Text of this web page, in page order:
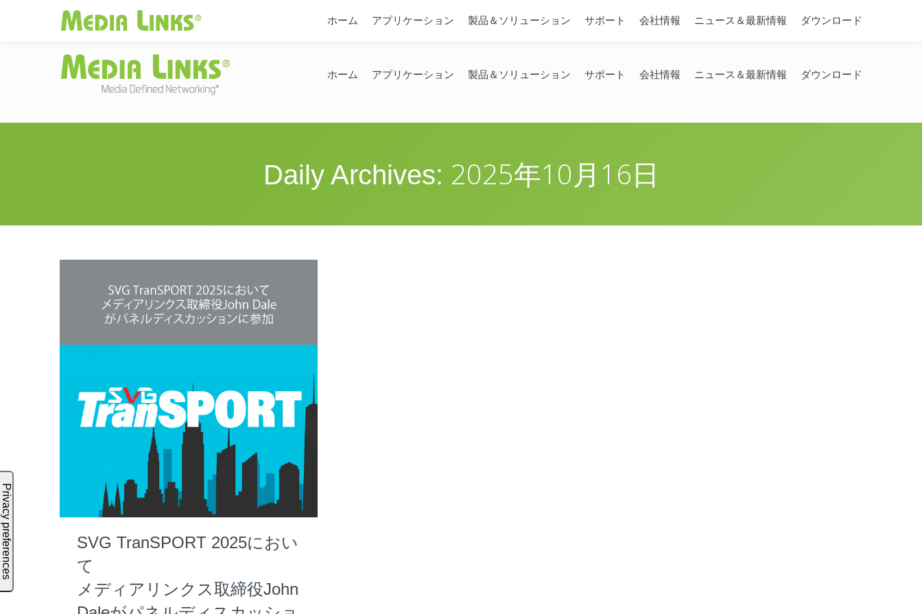
Media LinksJAPAN | Change
ホーム アプリケーション 製品＆ソリューション サポート 会社情報 ニュース＆最新情報 ダウンロード
Daily Archives: 2025年10月16日
SVG TranSPORT 2025におい
て
メディアリンクス取締役John
ホーム アプリケーション 製品＆ソリューション サポート 会社情報 ニュース＆最新情報 ダウンロード